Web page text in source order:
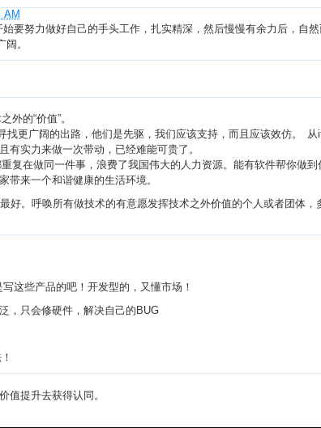
AM
要努力做好自己的手头工作，扎实精深，然后慢慢有余力后，自
。
的“价值”。
更广阔的出路，他们是先驱，我们应该支持，而且应该效仿。
实力来做一次带动，已经难能可贵了。
复在做同一件事，浪费了我国伟大的人力资源。能有软件帮你做
带来一个和谐健康的生活环境。
好。呼唤所有做技术的有意愿发挥技术之外价值的个人或者团体
这些产品的吧！开发型的，又懂市场！
，只会修硬件，解决自己的BUG
值提升去获得认同。